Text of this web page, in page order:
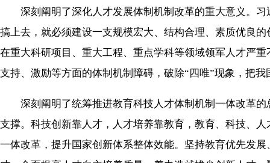
深刻阐明了深化人才发展体制机制改革的重大意义。习
搞上去，就必须建设一支规模宏大、结构合理、素质优良
在重大科研项目、重大工程、重点学科等领域领军人才严
支持、激励等方面的体制机制障碍，破除“四唯”现象，把
深刻阐明了统筹推进教育科技人才体制机制一体改革的
支撑。科技创新靠人才，人才培养靠教育，教育、科技、
一体改革，提升国家创新体系整体效能。坚持教育优先发